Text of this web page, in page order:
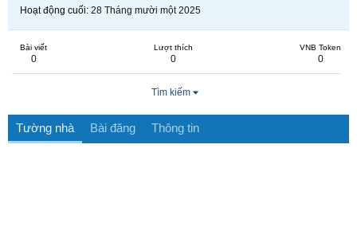
Hoạt động cuối 28 Tháng mười một 2025
Bài viết
0
Lượt thích
0
VNB Token
0
Tìm kiếm
Tường nhà Bài đăng Thông tin